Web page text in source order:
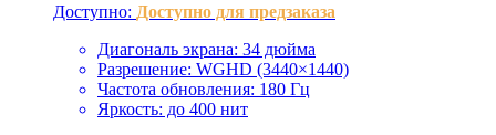
Доступно: Доступно для предзаказа
Диагональ экрана: 34 дюйма
Разрешение: WGHD (3440×1440)
Частота обновления: 180 Гц
Яркость: до 400 нит